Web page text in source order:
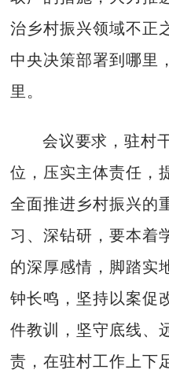
治乡村振兴领域不正
中央决策部署到哪里
里。
会议要求，驻村
位，压实主体责任，
全面推进乡村振兴的
习、深钻研，要本着
的深厚感情，脚踏实
钟长鸣，坚持以案促
件教训，坚守底线、
责，在驻村工作上下